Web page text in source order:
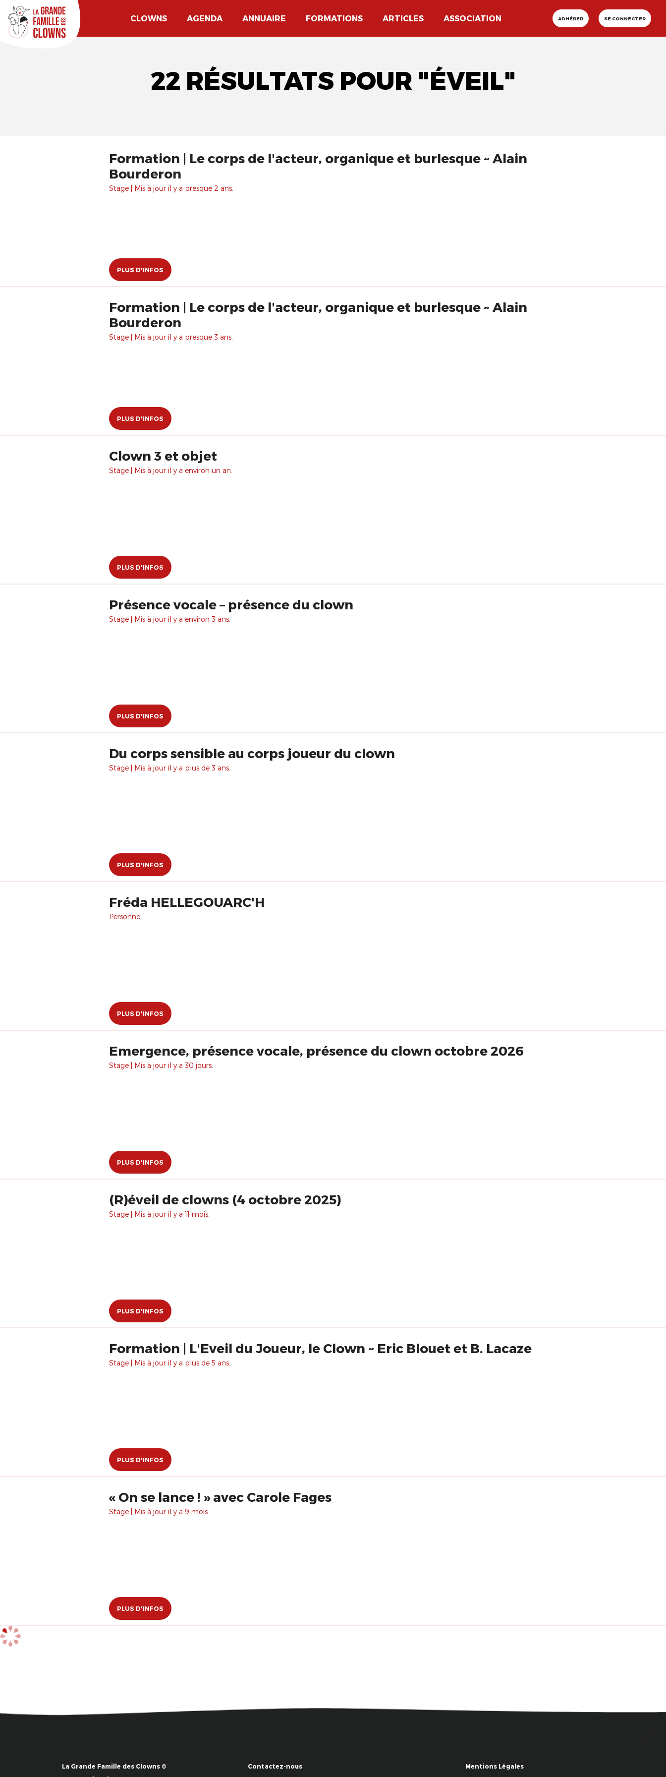
CLOWNS AGENDA ANNUAIRE FORMATIONS ARTICLES ASSOCIATION ADHÉRER SE CONNECTER
22 RÉSULTATS POUR "ÉVEIL"
Formation | Le corps de l'acteur, organique et burlesque ~ Alain
Bourderon
Stage | Mis à jour il y a presque 2 ans.
PLUS D'INFOS
Formation | Le corps de l'acteur, organique et burlesque ~ Alain
Bourderon
Stage | Mis à jour il y a presque 3 ans.
PLUS D'INFOS
Clown 3 et objet
Stage | Mis à jour il y a environ un an.
PLUS D'INFOS
Présence vocale – présence du clown
Stage | Mis à jour il y a environ 3 ans.
PLUS D'INFOS
Du corps sensible au corps joueur du clown
Stage | Mis à jour il y a plus de 3 ans.
PLUS D'INFOS
Fréda HELLEGOUARC'H
Personne
PLUS D'INFOS
Emergence, présence vocale, présence du clown octobre 2026
Stage | Mis à jour il y a 30 jours.
PLUS D'INFOS
(R)éveil de clowns (4 octobre 2025)
Stage | Mis à jour il y a 11 mois.
PLUS D'INFOS
Formation | L'Eveil du Joueur, le Clown ~ Eric Blouet et B. Lacaze
Stage | Mis à jour il y a plus de 5 ans.
PLUS D'INFOS
« On se lance ! » avec Carole Fages
Stage | Mis à jour il y a 9 mois.
PLUS D'INFOS
La Grande Famille des Clowns ©
Contactez-nous Mentions Légales